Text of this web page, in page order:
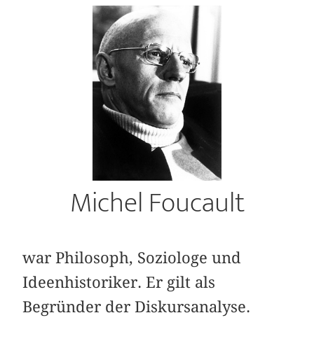
Michel Foucault
war Philosoph, Soziologe und
Ideenhistoriker. Er gilt als
Begründer der Diskursanalyse.